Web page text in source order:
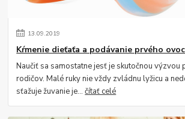
13.09.2019
Kŕmenie dieťaťa a podávanie prvého
Naučiť sa samostatne jesť je skutočnou výzvou
rodičov. Malé ruky nie vždy zvládnu lyžicu a
sťažuje žuvanie je...čítať celé